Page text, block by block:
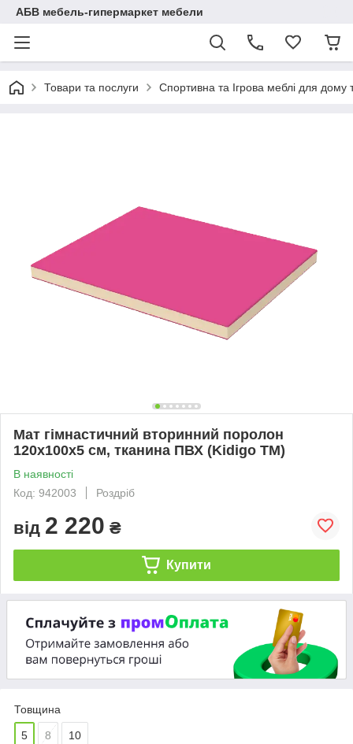
АБВ мебель-гипермаркет мебели
Товари та послуги Спортивна та Ігрова меблі для дому
Мат гімнастичний вторинний поролон
120х100х5 см, тканина ПВХ (Kidigo ТМ)
В наявності
Код: 942003
Роздріб
від 2 220 ₴
Купити
Товщина
5 8 10